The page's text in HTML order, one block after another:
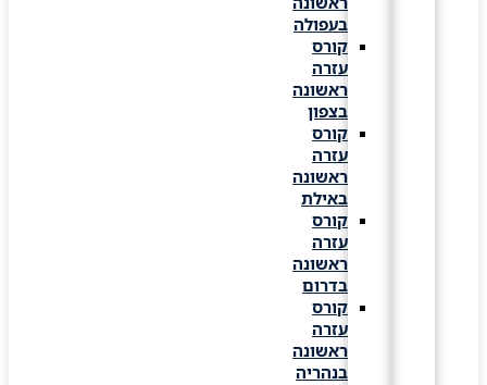
בעפולה
קורס
עזרה
ראשונה
בצפון
קורס
עזרה
ראשונה
באילת
קורס
עזרה
ראשונה
בדרום
קורס
עזרה
ראשונה
בנהריה